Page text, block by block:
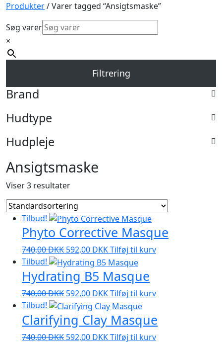
Produkter/ Varer tagged “Ansigtsmaske”
Søg varer
×
Filtrering
Brand
Hudtype
Hudpleje
Ansigtsmaske
Viser 3 resultater
Tilbud!
Phyto Corrective Masque
740,00DKK Den
oprindelige
pris
var:
740,00 DKK.
592,00 DKKDen
aktuelle
pris
er:
592,00 DKK.
Tilføj til kurv
Tilbud!
Hydrating B5 Masque
740,00DKK Den
oprindelige
pris
var:
740,00 DKK.
592,00 DKKDen
aktuelle
pris
er:
592,00 DKK.
Tilføj til kurv
Tilbud!
Clarifying Clay Masque
740,00DKK Den
592,00 DKKDen
Tilføj til kurv